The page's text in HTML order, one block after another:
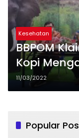
Kesehatan
BBPOM
Kopi
11/03/2022
Popular